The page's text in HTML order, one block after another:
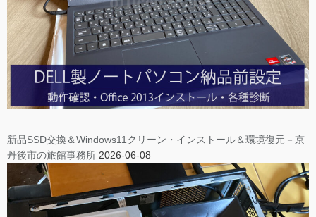
新品SSD交換＆Windows11クリーン・インストール＆環境復元－京
丹後市の旅館事務所 2026-06-08